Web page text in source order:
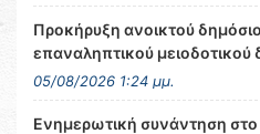
Προκήρυξη ανοικτού
επαναληπτικού μειοδοτικού
05/08/2026 1:24 μμ.
Ενημερωτική συνάντηση στο